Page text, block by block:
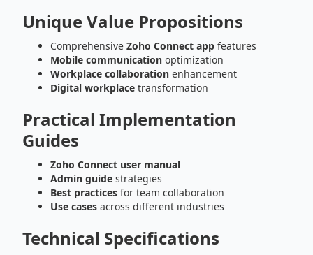
Unique Value Propositions
Comprehensive Zoho Connect app features
Mobile communication optimization
Workplace collaboration enhancement
Digital workplace transformation
Practical Implementation
Guides
Zoho Connect user manual
Admin guide strategies
Best practices for team collaboration
Use cases across different industries
Technical Specifications